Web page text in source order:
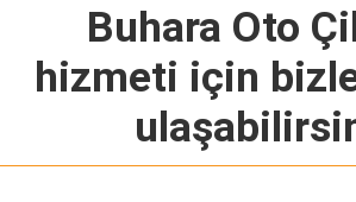
Buhara Oto
hizmeti için